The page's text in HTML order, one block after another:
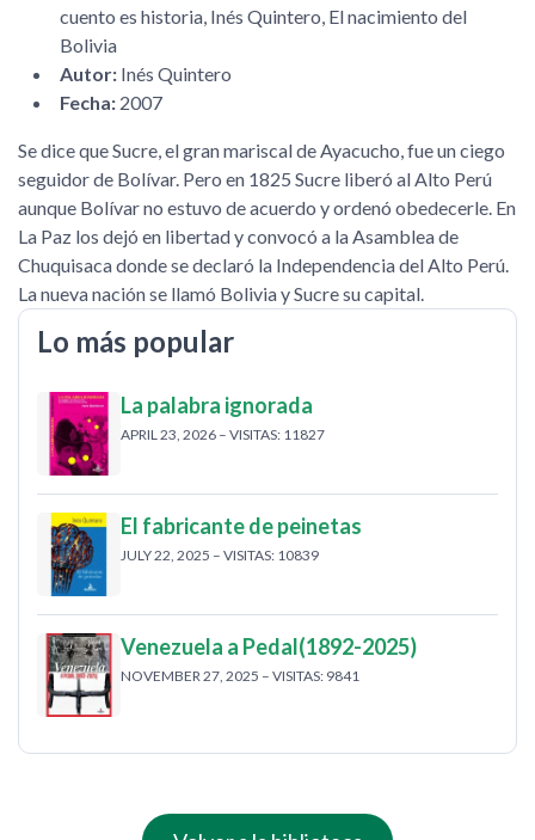
cuento es historia, Inés Quintero, El nacimiento del
Bolivia
Autor: Inés Quintero
Fecha: 2007
Se dice que Sucre, el gran mariscal de Ayacucho, fue un ciego
seguidor de Bolívar. Pero en 1825 Sucre liberó al Alto Perú
aunque Bolívar no estuvo de acuerdo y ordenó obedecerle. En
La Paz los dejó en libertad y convocó a la Asamblea de
Chuquisaca donde se declaró la Independencia del Alto Perú.
La nueva nación se llamó Bolivia y Sucre su capital.
Lo más popular
La palabra ignorada
APRIL 23, 2026 – VISITAS: 11827
El fabricante de peinetas
JULY 22, 2025 – VISITAS: 10839
Venezuela a Pedal(1892-2025)
NOVEMBER 27, 2025 – VISITAS: 9841